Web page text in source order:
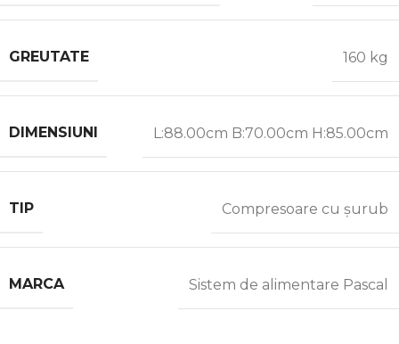
GREUTATE 160 kg
DIMENSIUNI L:88.00cm B:70.00cm H:85.00cm
TIP Compresoare cu șurub
MARCA Sistem de alimentare Pascal